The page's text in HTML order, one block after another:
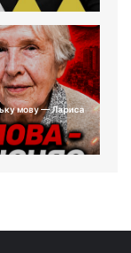
мову — Лариса